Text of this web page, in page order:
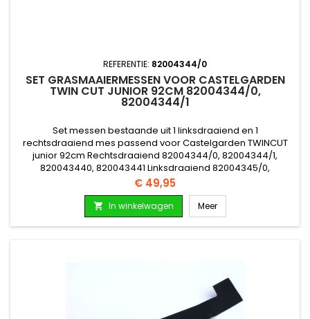
REFERENTIE: 82004344/0
SET GRASMAAIERMESSEN VOOR CASTELGARDEN
TWIN CUT JUNIOR 92CM 82004344/0,
82004344/1
Set messen bestaande uit 1 linksdraaiend en 1
rechtsdraaiend mes passend voor Castelgarden TWINCUT
junior 92cm Rechtsdraaiend 82004344/0, 82004344/1,
820043440, 820043441 Linksdraaiend 82004345/0,
82004345/1, 820043450, 820043451
Prijs
€ 49,95
 In winkelwagen Meer